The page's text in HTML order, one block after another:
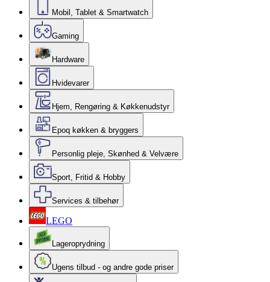
Mobil, Tablet & Smartwatch
Gaming
Hardware
Hvidevarer
Hjem, Rengøring & Køkkenudstyr
Epoq køkken & bryggers
Personlig pleje, Skønhed & Velvære
Sport, Fritid & Hobby
Services & tilbehør
LEGO
Lageroprydning
Ugens tilbud - og andre gode priser